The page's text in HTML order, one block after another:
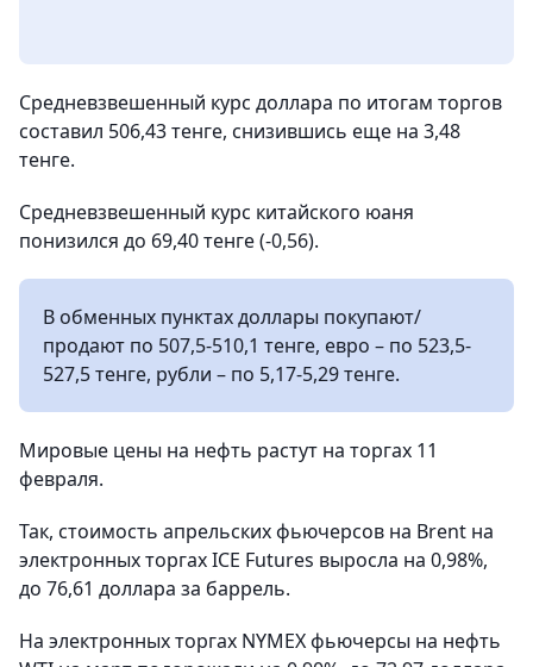
Средневзвешенный курс доллара по итогам торгов
составил 506,43 тенге, снизившись еще на 3,48
тенге.
Средневзвешенный курс китайского юаня
понизился до 69,40 тенге (-0,56).
В обменных пунктах доллары покупают/
продают по 507,5-510,1 тенге, евро – по 523,5-
527,5 тенге, рубли – по 5,17-5,29 тенге.
Мировые цены на нефть растут на торгах 11
февраля.
Так, стоимость апрельских фьючерсов на Brent на
электронных торгах ICE Futures выросла на 0,98%,
до 76,61 доллара за баррель.
На электронных торгах NYMEX фьючерсы на нефть